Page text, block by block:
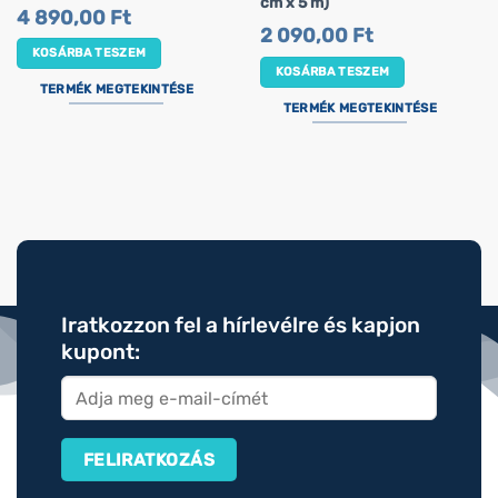
4 890,00 Ft
KOSÁRBA TESZEM
TERMÉK MEGTEKINTÉSE
2 090,00 Ft
KOSÁRBA TESZEM
TERMÉK MEGTEKINTÉSE
Iratkozzon fel a hírlevélre és kapjon
kupont: